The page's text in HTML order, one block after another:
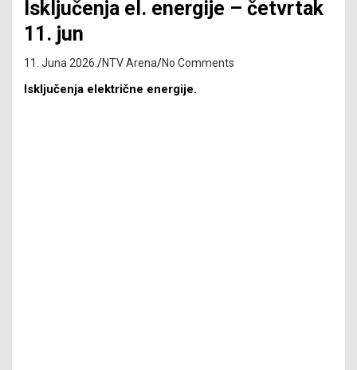
Isključenja el. energije – četvrtak
11. jun
11. Juna 2026. NTV Arena No Comments
Isključenja električne energije.